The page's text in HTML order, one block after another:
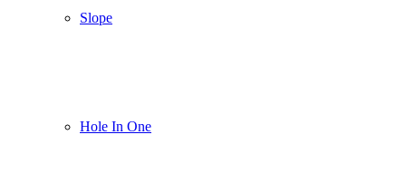
Slope
Hole In One